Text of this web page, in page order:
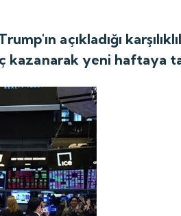
açıkladığı
kazanarak yeni haftaya